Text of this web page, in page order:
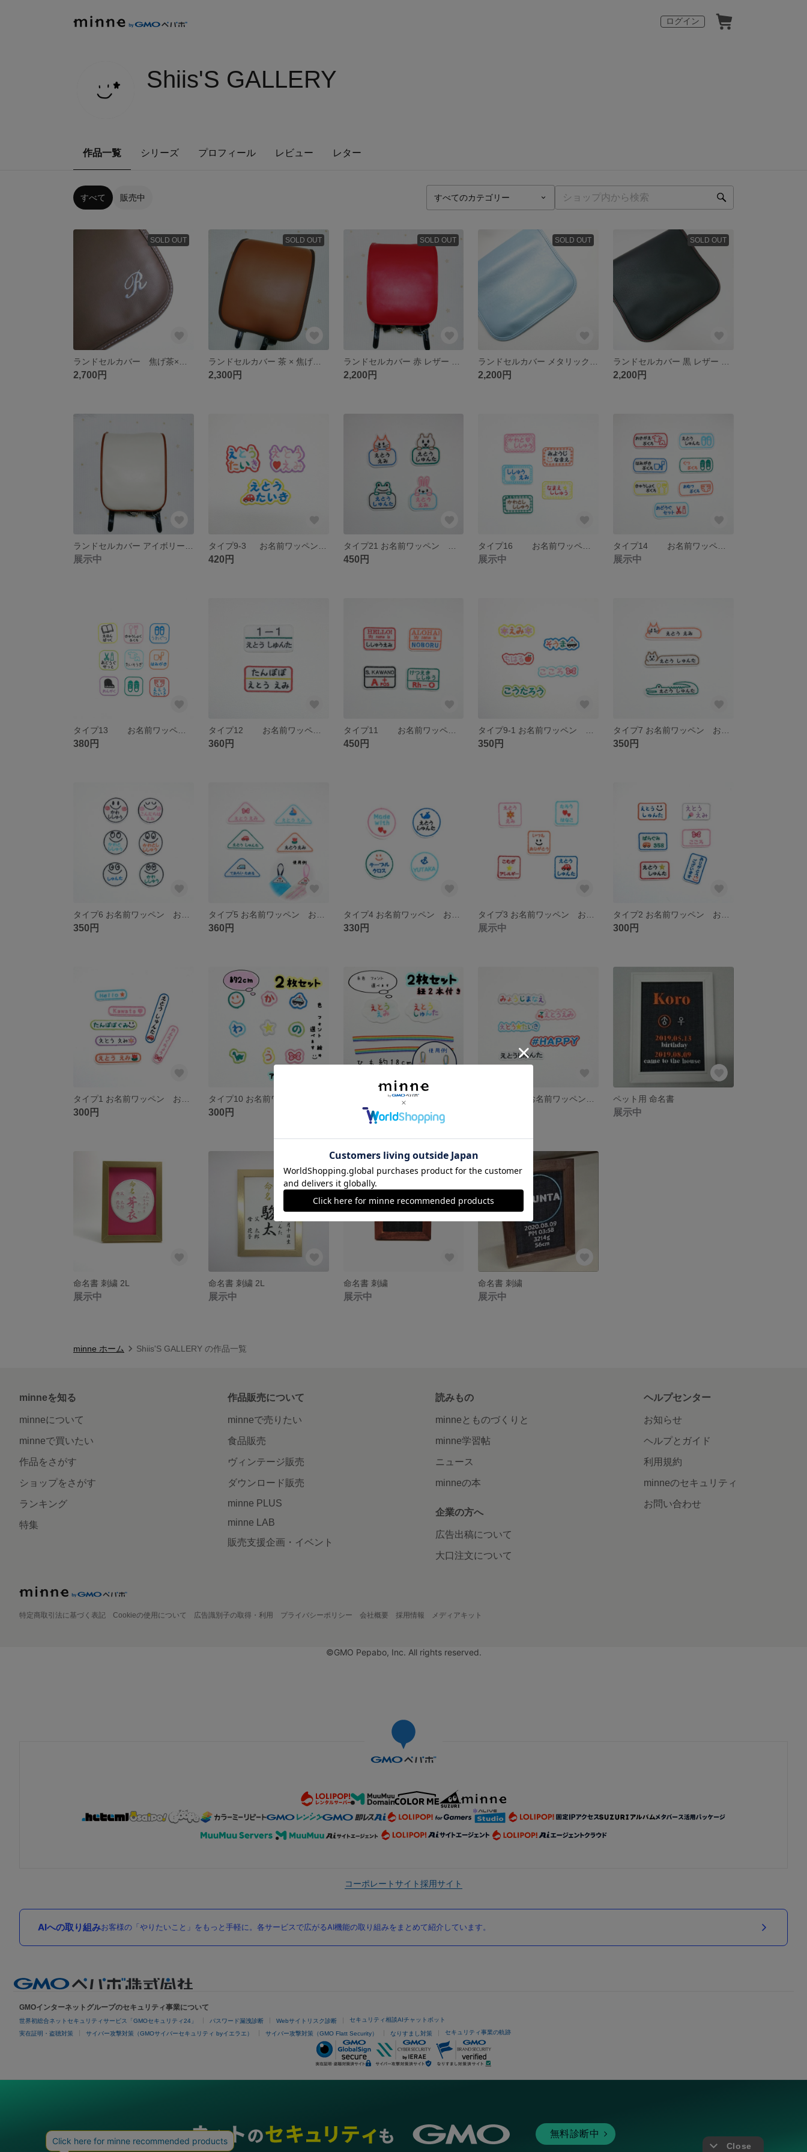
ログイン
Shiis'S GALLERY
作品一覧 シリーズ プロフィール レビュー レター
すべて 販売中
SOLD OUT
2,700円
SOLD OUT
ランドセルカバー 茶 × 焦げ茶色 レザー 合皮 キャメル
2,300円
SOLD OUT
2,200円
SOLD OUT
2,200円
SOLD OUT
2,200円
展示中 420円 450円 展示中 展示中
380円
タイプ12 お名前ワッペン おなまえ ワッペン
360円
タイプ11 お名前ワッペン おなまえ ワッペン
450円 350円 350円
350円 360円 330円 展示中 300円
300円 300円 展示中
ペット用 命名書
展示中
命名書 刺繍 2L
展示中
命名書 刺繍 2L
展示中
命名書 刺繍
展示中
命名書 刺繍
展示中
minne ホーム Shiis'S GALLERY の作品一覧
minneを知る
minneについて
minneで買いたい
作品をさがす
ショップをさがす
ランキング
特集
作品販売について
minneで売りたい
食品販売
ヴィンテージ販売
ダウンロード販売
minne PLUS
minne LAB
販売支援企画・イベント
読みもの
minneとものづくりと
minne学習帖
ニュース
minneの本
企業の方へ
広告出稿について
大口注文について
ヘルプセンター
お知らせ
ヘルプとガイド
利用規約
minneのセキュリティ
お問い合わせ
特定商取引法に基づく表記 Cookieの使用について 広告識別子の取得・利用 プライバシーポリシー 会社概要 採用情報 メディアキット
©GMO Pepabo, Inc. All rights reserved.
コーポレートサイト採用サイト
AIへの取り組みお客様の「やりたいこと」をもっと手軽に。各サービスで広がるAI機能の取り組みをまとめて紹介しています。
GMOインターネットグループのセキュリティ事業について
世界初総合ネットセキュリティサービス「GMOセキュリティ24」 パスワード漏洩診断 Webサイトリスク診断 セキュリティ相談AIチャットボット
実在証明・盗聴対策 サイバー攻撃対策（GMOサイバーセキュリティ byイエラエ） サイバー攻撃対策（GMO Flatt Security） なりすまし対策 セキュリティ事業の軌跡
無料診断中